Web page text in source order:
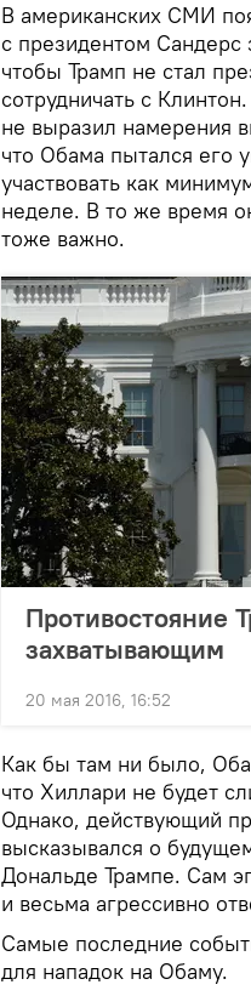
В американских СМИ
с президентом Сандерс
чтобы Трамп не стал
сотрудничать с
не выразил намерения
что Обама пытался его
участвовать как
неделе. В то же время
тоже важно.
Противостояние
захватывающим
20 мая 2016, 16:52
Как бы там ни было,
что Хиллари не будет
Однако, действующий
высказывался о
Дональде Трампе. Сам
и весьма агрессивно
Самые последние
для нападок на Обаму.